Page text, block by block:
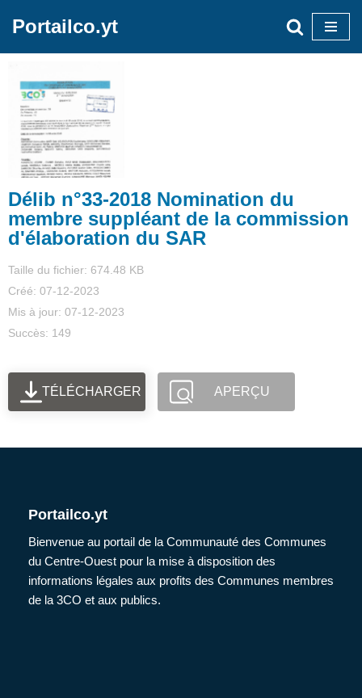
contenu
Portailco.yt
Délib n°33-2018 Nomination du
membre suppléant de la commission
d'élaboration du SAR
Taille du fichier: 674.48 KB
Créé: 07-12-2023
Mis à jour: 07-12-2023
Succès: 149
TÉLÉCHARGER APERÇU
Portailco.yt
Bienvenue au portail de la Communauté des Communes
du Centre-Ouest pour la mise à disposition des
informations légales aux profits des Communes membres
de la 3CO et aux publics.